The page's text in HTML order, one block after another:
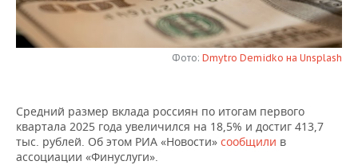
НЕФТЕХИМИЯ
НЕФТЬ
ЭНЕРГЕТИКА
РОЗНИЧНАЯ ТОРГОВЛЯ
НОВОСТИ ТЕХНОЛОГИЙ
ТЕЛЕКОММУНИКАЦИИ
МЕРОПРИЯТИЯ
НОВОСТИ МЕРОПРИЯТИЙ
БИЗНЕС-БРАНЧИ
ФУТБОЛ
ОБЩЕСТВО
НОВОСТИ ОБЩЕСТВА
ФОТОГАЛЕРЕЯ
Фото: Dmytro Demidko на Unsplash
Средний размер вклада россиян по итогам первого
квартала 2025 года увеличился на 18,5% и достиг 413,7
тыс. рублей. Об этом РИА «Новости» сообщили в
ассоциации «Финуслуги».